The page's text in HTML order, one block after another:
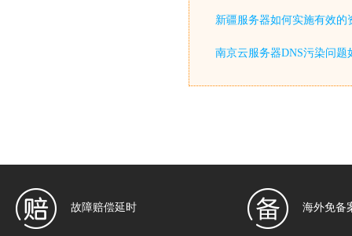
新疆服务器如何实施有效的
南京云服务器DNS污染问题
故障赔偿延时 海外免备